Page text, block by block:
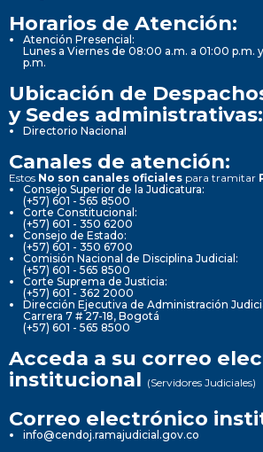
Horarios de Atención:
Atención Presencial:
Lunes a Viernes de 08:00 a.m. a 01:00 p.m.
p.m.
Ubicación de
y Sedes administrativas:
Directorio Nacional
Canales de atención:
Estos No son canales oficiales para tramitar
Consejo Superior de la Judicatura:
(+57) 601 - 565 8500
Corte Constitucional:
(+57) 601 - 350 6200
Consejo de Estado:
(+57) 601 - 350 6700
Comisión Nacional de Disciplina Judicial:
(+57) 601 - 565 8500
Corte Suprema de Justicia:
(+57) 601 - 362 2000
Dirección Ejecutiva de Administración
Carrera 7 # 27-18, Bogotá
(+57) 601 - 565 8500
Acceda a su correo
institucional (Servidores Judiciales)
Correo electrónico
info@cendoj.ramajudicial.gov.co